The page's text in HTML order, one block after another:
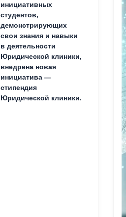
инициативных
студентов,
демонстрирующих
свои знания и навыки
в деятельности
Юридической клиники,
внедрена новая
инициатива —
стипендия
Юридической клиники.